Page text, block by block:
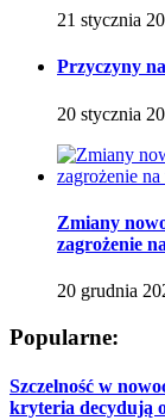
21 stycznia
Przyczyny
20 stycznia
Zmiany
zagrożenie
20 grudnia
Popularne:
Szczelność w
kryteria decydują o